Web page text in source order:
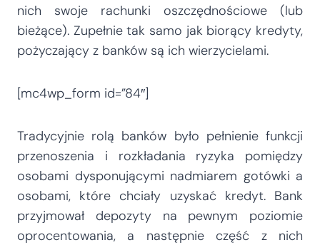
nich swoje rachunki oszczędnościowe (lub
bieżące). Zupełnie tak samo jak biorący kredyty,
pożyczający z banków są ich wierzycielami.
[mc4wp_form id=”84″]
Tradycyjnie rolą banków było pełnienie funkcji
przenoszenia i rozkładania ryzyka pomiędzy
osobami dysponującymi nadmiarem gotówki a
osobami, które chciały uzyskać kredyt. Bank
przyjmował depozyty na pewnym poziomie
oprocentowania, a następnie część z nich